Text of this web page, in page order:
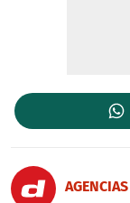
AGENCIAS